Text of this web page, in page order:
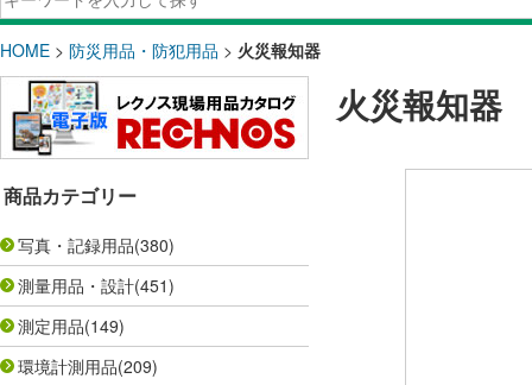
HOME > 防災用品・防犯用品 > 火災報知器
商品カテゴリー
写真・記録用品(380)
測量用品・設計(451)
測定用品(149)
環境計測用品(209)
火災報知器